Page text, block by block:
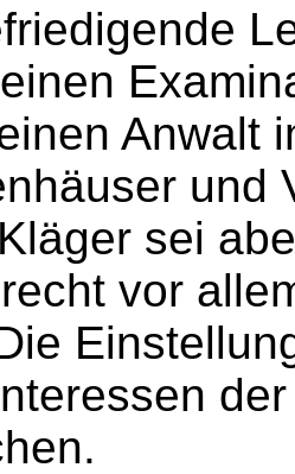
Anwalt
und
sei
vor